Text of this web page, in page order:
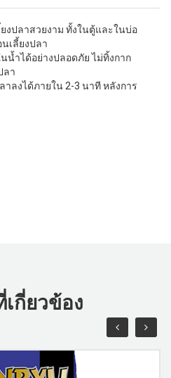
งปลาสวยงาม ทั้งในตู้และในบ่อ
เลี้ยงปลา
นํ้าได้อย่างปลอดภัย ไม่ทิ้งกาก
ลา
าลงได้ภายใน 2-3 นาที หลังการ
กี่ยวข้อง